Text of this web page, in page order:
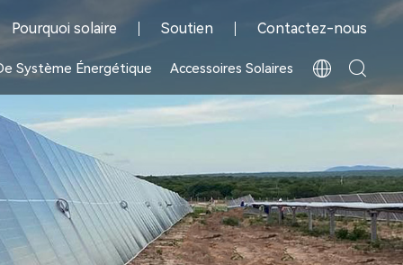
Pourquoi solaire Soutien Contactez-nous
Système Énergétique Accessoires Solaires